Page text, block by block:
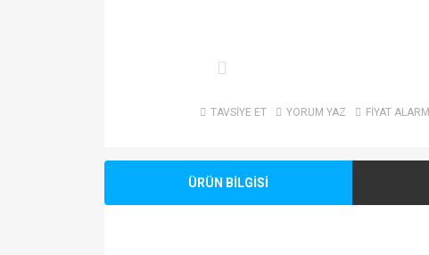
TAVSİYE ET YORUM YAZ FİYAT ALARMI
ÜRÜN BİLGİSİ